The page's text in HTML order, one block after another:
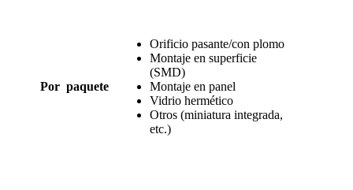
Por paquete
Orificio pasante/con plomo
Montaje en superficie
(SMD)
Montaje en panel
Vidrio hermético
Otros (miniatura integrada,
etc.)